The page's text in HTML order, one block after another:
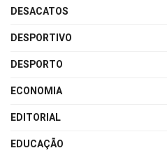
DESACATOS
DESPORTIVO
DESPORTO
ECONOMIA
EDITORIAL
EDUCAÇÃO